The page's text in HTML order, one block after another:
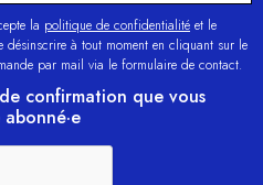
la politique de confidentialité et le
désinscrire à tout moment en cliquant sur le
par mail via le formulaire de contact.
confirmation que vous